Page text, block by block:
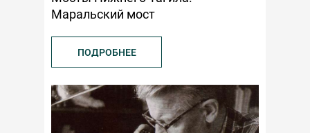
Маральский мост
ПОДРОБНЕЕ